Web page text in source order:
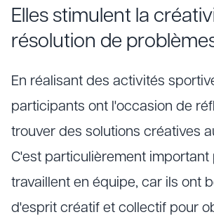
Elles stimulent la
résolution de
En réalisant des activités
participants ont l'occasion de
trouver des solutions créatives
C'est particulièrement important
travaillent en équipe, car ils ont
d'esprit créatif et collectif pour